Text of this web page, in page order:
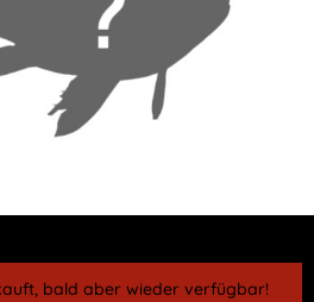
bald aber wieder verfügbar!